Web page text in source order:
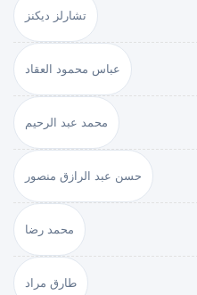
تشارلز ديكنز
عباس محمود العقاد
محمد عبد الرحيم
حسن عبد الرازق منصور
محمد رضا
طارق مراد